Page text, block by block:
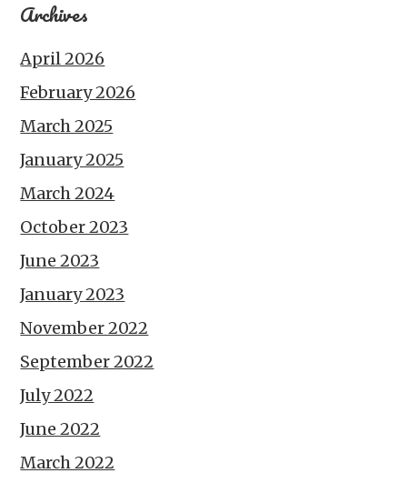
Archives
April 2026
February 2026
March 2025
January 2025
March 2024
October 2023
June 2023
January 2023
November 2022
September 2022
July 2022
June 2022
March 2022